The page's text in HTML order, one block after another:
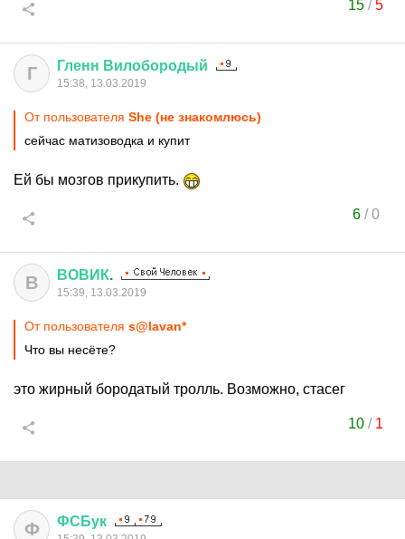
15 /5
Г Гленн Вилобородый
15:38, 13.03.2019
От пользователя She (не знакомлюсь)
сейчас матизоводка и купит
Ей бы мозгов прикупить.
6/0
В ВОВИК.
15:39, 13.03.2019
От пользователя s@lavan*
Что вы несёте?
это жирный бородатый тролль. Возможно, стасег
10 / 1
Ф ФСБук